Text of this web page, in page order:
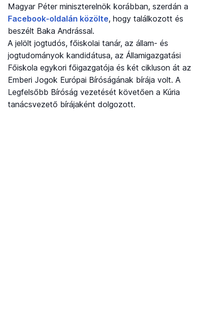
Magyar Péter miniszterelnök korábban, szerdán a
Facebook-oldalán közölte, hogy találkozott és
beszélt Baka Andrással.
A jelölt jogtudós, főiskolai tanár, az állam- és
jogtudományok kandidátusa, az Államigazgatási
Főiskola egykori főigazgatója és két cikluson át az
Emberi Jogok Európai Bíróságának bírája volt. A
Legfelsőbb Bíróság vezetését követően a Kúria
tanácsvezető bírájaként dolgozott.